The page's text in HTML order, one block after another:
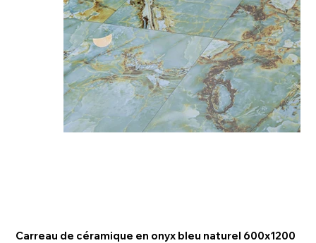
Carreau de céramique en onyx bleu naturel 600x1200